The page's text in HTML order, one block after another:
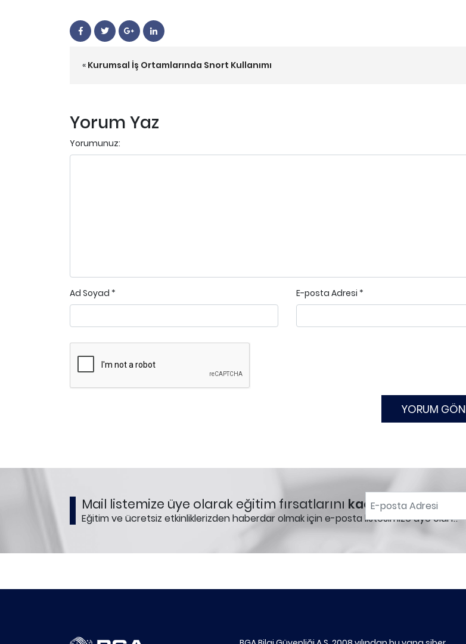
« Kurumsal İş Ortamlarında Snort Kullanımı
Yorum Yaz
Yorumunuz:
Ad Soyad * E-posta Adresi *
Mail listemize üye olarak eğitim fırsatlarını kaçırmayın!
Eğitim ve ücretsiz etkinliklerizden haberdar olmak için e-posta listesimize üye olun!.